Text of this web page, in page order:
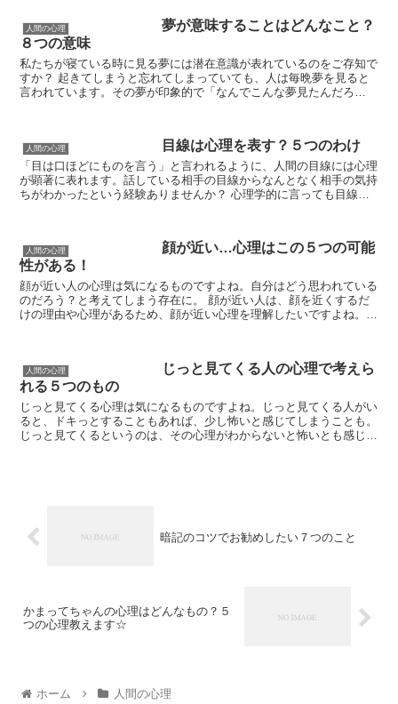
人間の心理
夢が意味することはどんなこと？
８つの意味
私たちが寝ている時に見る夢には潜在意識が表れているのをご存知で
すか？ 起きてしまうと忘れてしまっていても、人は毎晩夢を見ると
言われています。その夢が印象的で「なんでこんな夢見たんだろ
人間の心理 目線は心理を表す？５つのわけ
「目は口ほどにものを言う」と言われるように、人間の目線には心理
が顕著に表れます。話している相手の目線からなんとなく相手の気持
ちがわかったという経験ありませんか？ 心理学的に言っても目線は
人間の心理
顔が近い…心理はこの５つの可能
性がある！
顔が近い人の心理は気になるものですよね。自分はどう思われている
のだろう？と考えてしまう存在に。 顔が近い人は、顔を近くするだ
けの理由や心理があるため、顔が近い心理を理解したいですよね。接
人間の心理
じっと見てくる人の心理で考えら
れる５つのもの
じっと見てくる心理は気になるものですよね。じっと見てくる人がい
ると、ドキっとすることもあれば、少し怖いと感じてしまうことも。
じっと見てくるというのは、その心理がわからないと怖いとも感じて
暗記のコツでお勧めしたい７つのこと
かまってちゃんの心理はどんなもの？５
つの心理教えます☆
ホーム 人間の心理